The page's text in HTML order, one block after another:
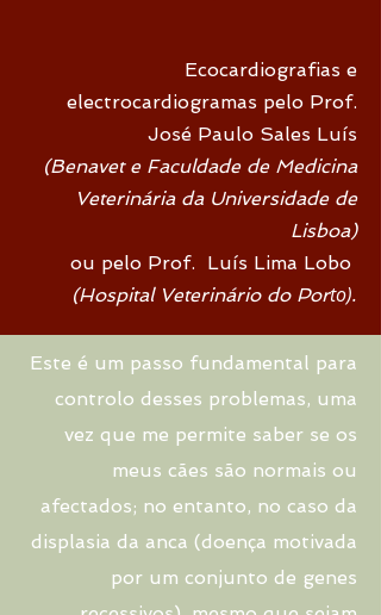
Ecocardiografias e
electrocardiogramas pelo Prof.
José Paulo Sales Luís
(Benavet e Faculdade de Medicina
Veterinária da Universidade de
Lisboa)
ou pelo Prof. Luís Lima Lobo
(Hospital Veterinário doPorto).
Este é um passo fundamental para
controlo desses problemas, uma
vez que me permite saber se os
meus cães são normais ou
afectados; no entanto, no caso da
displasia da anca (doença motivada
por um conjunto de genes